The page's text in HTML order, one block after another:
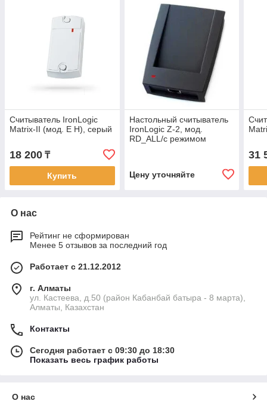
Считыватель IronLogic
Matrix-II (мод. E H), серый
18 200 ₸
Купить
Настольный считыватель
IronLogic Z-2, мод.
RD_ALL/с режимом
Цену уточняйте
31
О нас
Рейтинг не сформирован
Менее 5 отзывов за последний год
Работает с 21.12.2012
г. Алматы
ул. Кастеева, д.50 (район Кабанбай батыра - 8 марта),
Алматы, Казахстан
Контакты
Сегодня работает с 09:30 до 18:30
Показать весь график работы
О нас